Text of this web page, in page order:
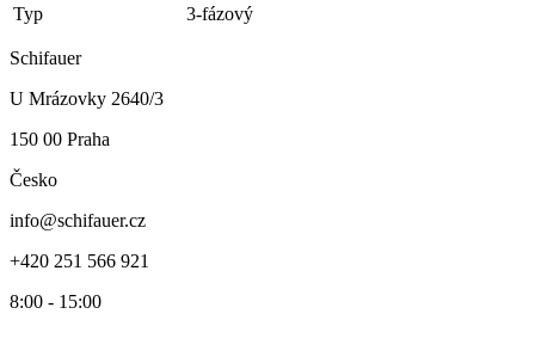
Typ
3-fázový
Schifauer
U Mrázovky 2640/3
150 00 Praha
Česko
info@schifauer.cz
+420 251 566 921
8:00 - 15:00